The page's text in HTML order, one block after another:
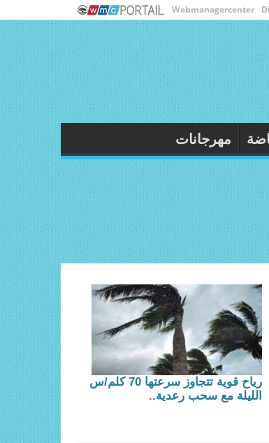
Webmanagercenter
مهرجانات
رياح قوية تتجاوز سرعتها 70 كلم/س
الليلة مع سحب رعدية..